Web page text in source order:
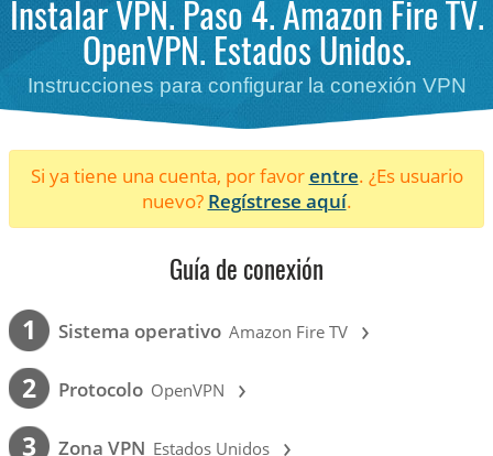
Instalar VPN. Paso 4. Amazon Fire TV.
OpenVPN. Estados Unidos.
Instrucciones para configurar la conexión VPN
Si ya tiene una cuenta, por favorentre. ¿Es usuario
nuevo? Regístrese aquí.
Guía de conexión
1 Sistema operativo Amazon Fire TV ›
2 Protocolo OpenVPN ›
3 Zona VPN Estados Unidos ›